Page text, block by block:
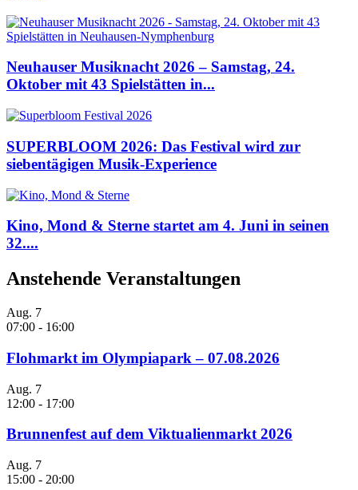
Neuhauser Musiknacht 2026 – Samstag, 24.
Oktober mit 43 Spielstätten in...
SUPERBLOOM 2026: Das Festival wird zur
siebentägigen Musik-Experience
Kino, Mond & Sterne startet am 4. Juni in seinen
32....
Anstehende Veranstaltungen
Aug. 7
07:00 - 16:00
Flohmarkt im Olympiapark – 07.08.2026
Aug. 7
12:00 - 17:00
Brunnenfest auf dem Viktualienmarkt 2026
Aug. 7
15:00 - 20:00